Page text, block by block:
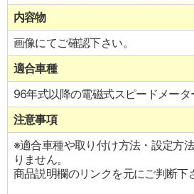
内容物
画像にてご確認下さい。
適合車種
96年式以降の電磁式スピードメータ
注意事項
※適合車種や取り付け方法・設定方
りません。
商品説明欄のリンクを元にご判断下